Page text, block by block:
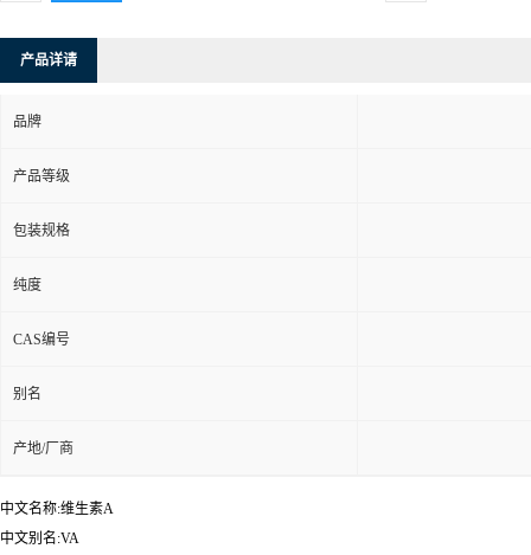
产品详请
品牌
产品等级
包装规格
纯度
CAS编号
别名
产地/厂商
中文名称:维生素A
中文别名:VA